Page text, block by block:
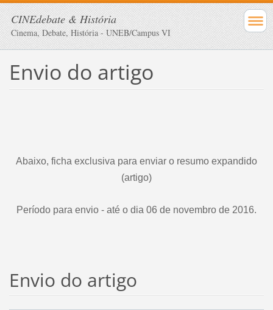
CINEdebate & História
Cinema, Debate, História - UNEB/Campus VI
Envio do artigo
Abaixo, ficha exclusiva para enviar o resumo expandido
(artigo)
Período para envio - até o dia 06 de novembro de 2016.
Envio do artigo